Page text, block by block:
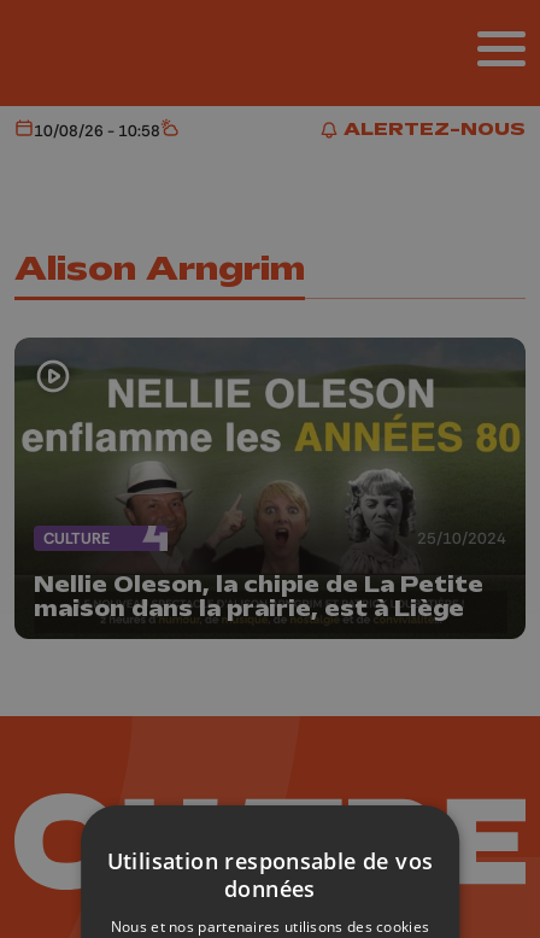
ALERTEZ-NOUS
ALERTEZ-NOUS
Aujourd'hui
10/08/26 - 10:58 Météo
Alison Arngrim
CULTURE 25/10/2024
Nellie Oleson, la chipie de La Petite
maison dans la prairie, est à Liège
Utilisation responsable de vos
données
Nous et nos partenaires utilisons des cookies